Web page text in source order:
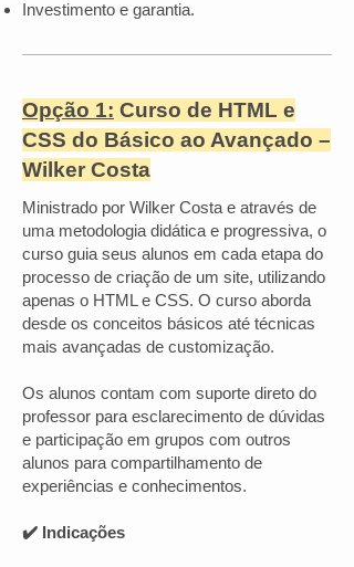
Investimento e garantia.
Opção 1: Curso de HTML e
CSS do Básico ao Avançado –
Wilker Costa
Ministrado por Wilker Costa e através de
uma metodologia didática e progressiva, o
curso guia seus alunos em cada etapa do
processo de criação de um site, utilizando
apenas o HTML e CSS. O curso aborda
desde os conceitos básicos até técnicas
mais avançadas de customização.
Os alunos contam com suporte direto do
professor para esclarecimento de dúvidas
e participação em grupos com outros
alunos para compartilhamento de
experiências e conhecimentos.
✔️ Indicações